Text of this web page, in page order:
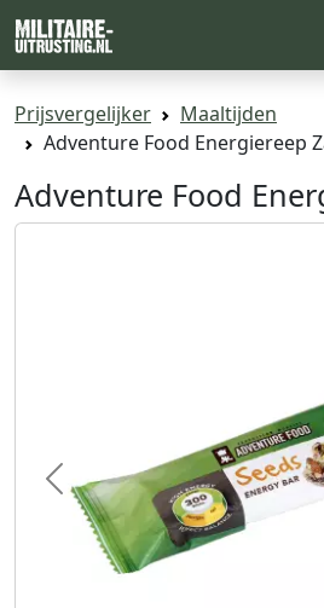
Prijsvergelijker
Maaltijden
Adventure Food Energiereep
Adventure Food
Previous